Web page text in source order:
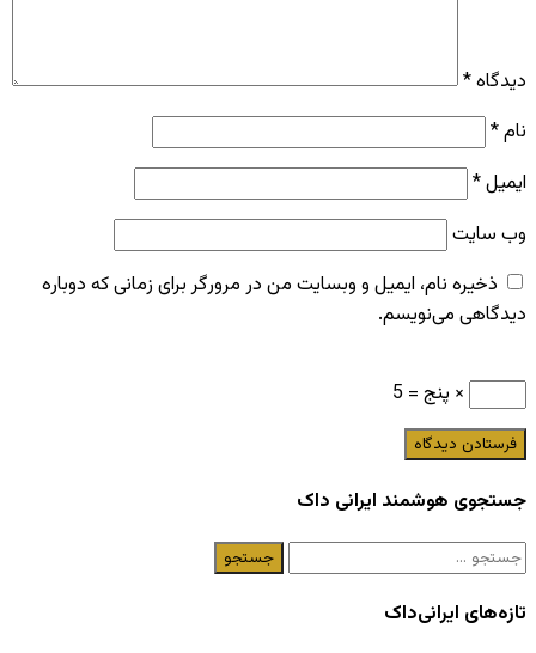
دیدگاه*
نام*
ایمیل*
وب‌ سایت
ذخیره نام، ایمیل و وبسایت من در مرورگر برای زمانی که دوباره
دیدگاهی می‌نویسم.
× پنج = 5
جستجوی هوشمند ایرانی داک
جستجو
تازه‌های ایرانی‌داک